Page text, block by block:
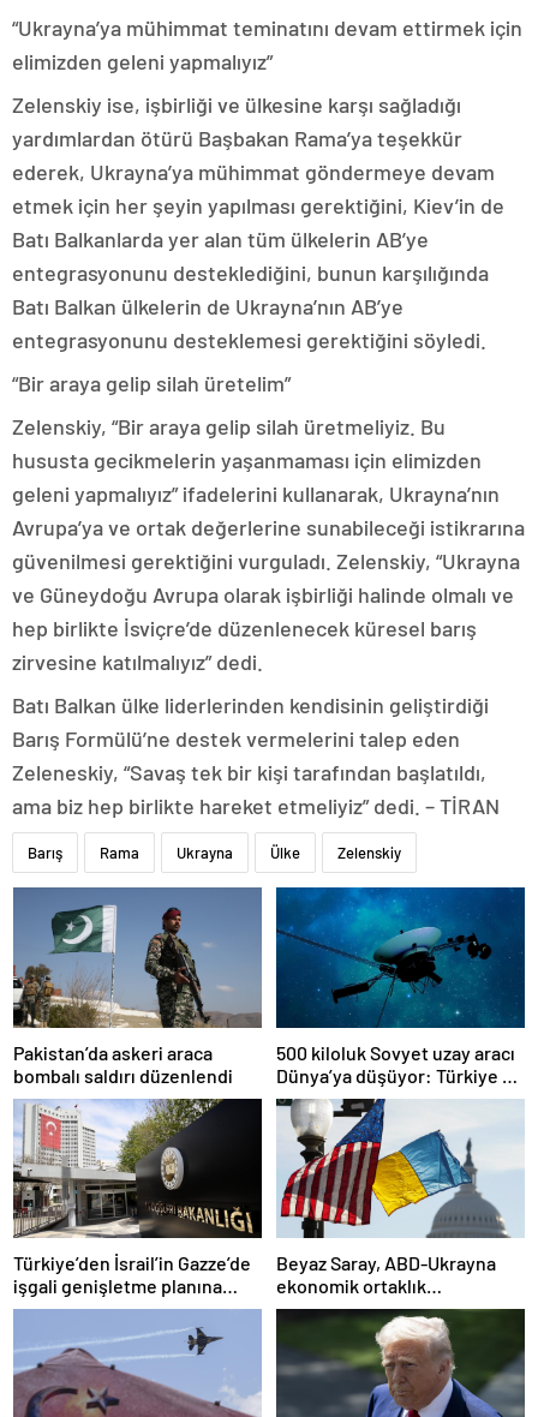
“Ukrayna’ya mühimmat teminatını devam ettirmek için
elimizden geleni yapmalıyız”
Zelenskiy ise, işbirliği ve ülkesine karşı sağladığı
yardımlardan ötürü Başbakan Rama’ya teşekkür
ederek, Ukrayna’ya mühimmat göndermeye devam
etmek için her şeyin yapılması gerektiğini, Kiev’in de
Batı Balkanlarda yer alan tüm ülkelerin AB’ye
entegrasyonunu desteklediğini, bunun karşılığında
Batı Balkan ülkelerin de Ukrayna’nın AB’ye
entegrasyonunu desteklemesi gerektiğini söyledi.
“Bir araya gelip silah üretelim”
Zelenskiy, “Bir araya gelip silah üretmeliyiz. Bu
hususta gecikmelerin yaşanmaması için elimizden
geleni yapmalıyız” ifadelerini kullanarak, Ukrayna’nın
Avrupa’ya ve ortak değerlerine sunabileceği istikrarına
güvenilmesi gerektiğini vurguladı. Zelenskiy, “Ukrayna
ve Güneydoğu Avrupa olarak işbirliği halinde olmalı ve
hep birlikte İsviçre’de düzenlenecek küresel barış
zirvesine katılmalıyız” dedi.
Batı Balkan ülke liderlerinden kendisinin geliştirdiği
Barış Formülü’ne destek vermelerini talep eden
Zeleneskiy, “Savaş tek bir kişi tarafından başlatıldı,
ama biz hep birlikte hareket etmeliyiz” dedi. – TİRAN
Barış Rama Ukrayna Ülke Zelenskiy
Pakistan’da askeri araca
bombalı saldırı düzenlendi
500 kiloluk Sovyet uzay aracı
Dünya’ya düşüyor: Türkiye de
risk altında
Türkiye’den İsrail’in Gazze’de
işgali genişletme planına
tepki
Beyaz Saray, ABD-Ukrayna
ekonomik ortaklık
anlaşmasının detaylarını